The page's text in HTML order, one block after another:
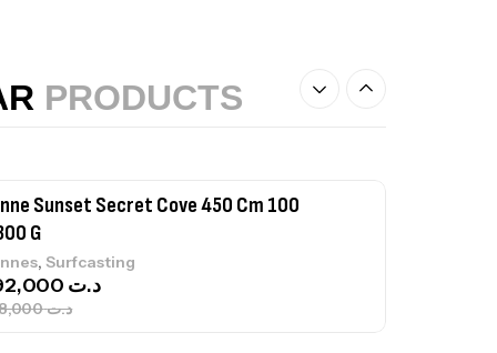
PRODUCTS
د.ت
د.ت215,000
G
,
د.ت768,000
د.ت692,000